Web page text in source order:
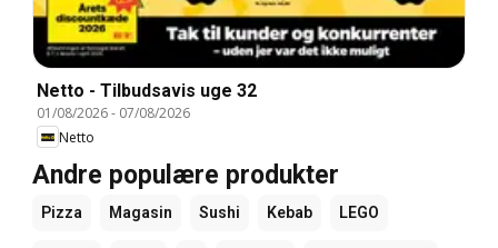
Netto - Tilbudsavis uge 32
01/08/2026- 07/08/2026
Netto
Andre populære produkter
Pizza Magasin Sushi Kebab LEGO